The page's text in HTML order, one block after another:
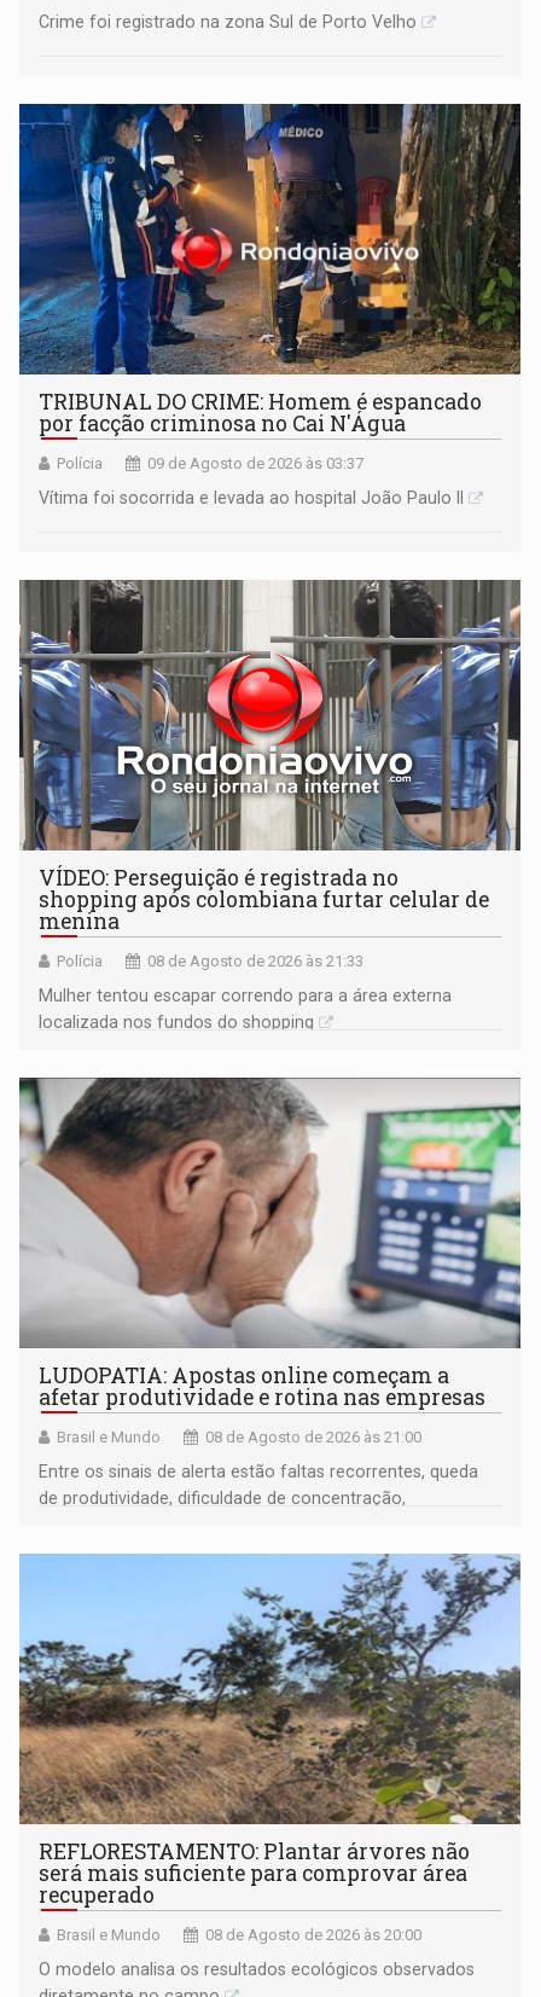
Crime foi registrado na zona Sul de Porto Velho
TRIBUNAL DO CRIME: Homem é espancado
por facção criminosa no Cai N'Água
Polícia 09 de Agosto de 2026 às 03:37
Vítima foi socorrida e levada ao hospital João Paulo II
VÍDEO: Perseguição é registrada no
shopping após colombiana furtar celular de
menina
Polícia 08 de Agosto de 2026 às 21:33
Mulher tentou escapar correndo para a área externa
localizada nos fundos do shopping
LUDOPATIA: Apostas online começam a
afetar produtividade e rotina nas empresas
Brasil e Mundo 08 de Agosto de 2026 às 21:00
Entre os sinais de alerta estão faltas recorrentes, queda
de produtividade, dificuldade de concentração,
REFLORESTAMENTO: Plantar árvores não
será mais suficiente para comprovar área
recuperado
Brasil e Mundo 08 de Agosto de 2026 às 20:00
O modelo analisa os resultados ecológicos observados